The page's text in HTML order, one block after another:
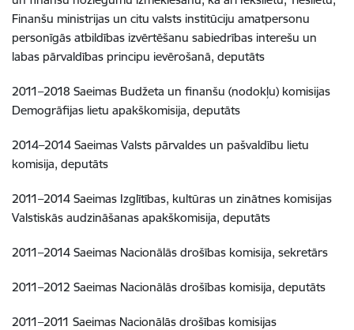
Finanšu ministrijas un citu valsts institūciju amatpersonu
personīgās atbildības izvērtēšanu sabiedrības interešu un
labas pārvaldības principu ievērošanā, deputāts
2011–2018 Saeimas Budžeta un finanšu (nodokļu) komisijas
Demogrāfijas lietu apakškomisija, deputāts
2014–2014 Saeimas Valsts pārvaldes un pašvaldību lietu
komisija, deputāts
2011–2014 Saeimas Izglītības, kultūras un zinātnes komisijas
Valstiskās audzināšanas apakškomisija, deputāts
2011–2014 Saeimas Nacionālās drošības komisija, sekretārs
2011–2012 Saeimas Nacionālās drošības komisija, deputāts
2011–2011 Saeimas Nacionālās drošības komisijas